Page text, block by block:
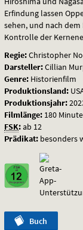
Erfindung lassen
sehen, und nach
Kontrolle der
Regie:Christopher
Darsteller:Cillian
Genre: Historienfilm
Produktionsland:
Produktionsjahr:
Filmlänge: 180
FSK:ab 12
Prädikat: besonders
Buch